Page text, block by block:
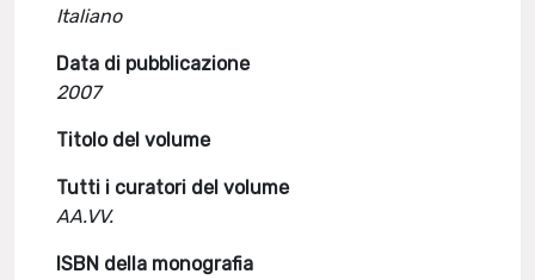
Italiano
Data di pubblicazione
2007
Titolo del volume
Tutti i curatori del volume
AA.VV.
ISBN della monografia